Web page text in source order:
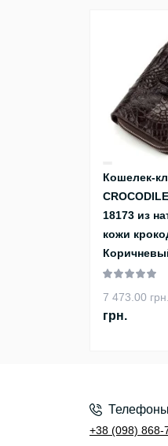
Кошелек-
18173 из
кожи
7 473.00 грн.
грн.
+38 (098) 868-